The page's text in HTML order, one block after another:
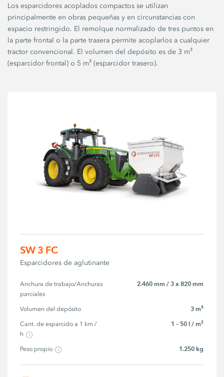
Los esparcidores acoplados compactos se utilizan
principalmente en obras pequeñas y en circunstancias con
espacio restringido. El remolque normalizado de tres puntos en
la parte frontal o la parte trasera permite acoplarlos a cualquier
tractor convencional. El volumen del depósito es de 3 m³
(esparcidor frontal) o 5 m³ (esparcidor trasero).
SW 3 FC
Esparcidores de aglutinante
Anchura de trabajo/Anchuras
parciales
2.460 mm / 3 x 820 mm
Volumen del depósito 3 m³
Cant. de esparcido a 1 km /
h
1 – 50 l / m²
Peso propio 1.250 kg